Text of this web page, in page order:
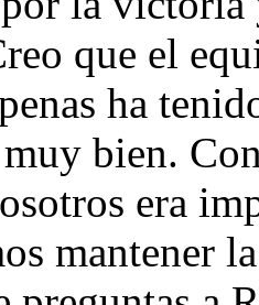
que el
ha
bien.
era
mantener